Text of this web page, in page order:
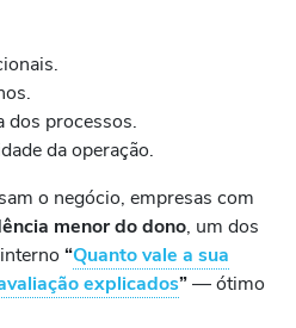
dos processos.
da operação.
o negócio, empresas com
menor do dono, um dos
“Quanto vale a sua
explicados”— ótimo